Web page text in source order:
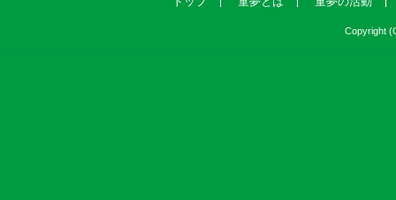
Copyright